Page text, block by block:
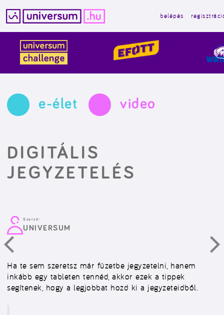
tartalomba
belépés
e-élet video
DIGITÁLIS
JEGYZETELÉS
Szerző:
UNIVERSUM
Ha te sem szeretsz már füzetbe jegyzetelni, hanem
inkább egy tableten tennéd, akkor ezek a tippek
segítenek, hogy a legjobbat hozd ki a jegyzeteidből.